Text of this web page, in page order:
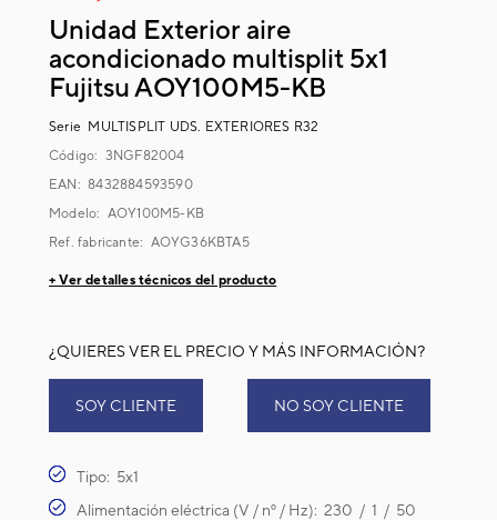
Unidad Exterior aire
acondicionado multisplit 5x1
Fujitsu AOY100M5-KB
Serie MULTISPLIT UDS. EXTERIORES R32
Código: 3NGF82004
EAN: 8432884593590
Modelo: AOY100M5-KB
Ref. fabricante: AOYG36KBTA5
+ Ver detalles técnicos del producto
¿QUIERES VER EL PRECIO Y MÁS INFORMACIÓN?
SOY CLIENTE NO SOY CLIENTE
Tipo: 5x1
Alimentación eléctrica (V / nº / Hz): 230 / 1 / 50